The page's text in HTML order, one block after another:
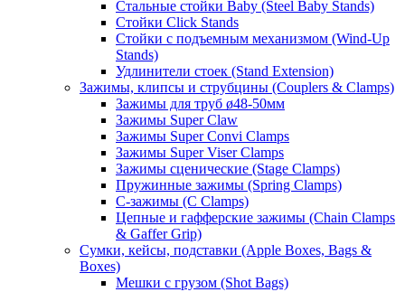
Стальные стойки Baby (Steel Baby Stands)
Стойки Click Stands
Стойки с подъемным механизмом (Wind-Up
Stands)
Удлинители стоек (Stand Extension)
Зажимы, клипсы и струбцины (Couplers & Clamps)
Зажимы для труб ø48-50мм
Зажимы Super Claw
Зажимы Super Convi Clamps
Зажимы Super Viser Clamps
Зажимы сценические (Stage Clamps)
Пружинные зажимы (Spring Clamps)
С-зажимы (C Clamps)
Цепные и гафферские зажимы (Chain Clamps
& Gaffer Grip)
Сумки, кейсы, подставки (Apple Boxes, Bags &
Boxes)
Мешки с грузом (Shot Bags)